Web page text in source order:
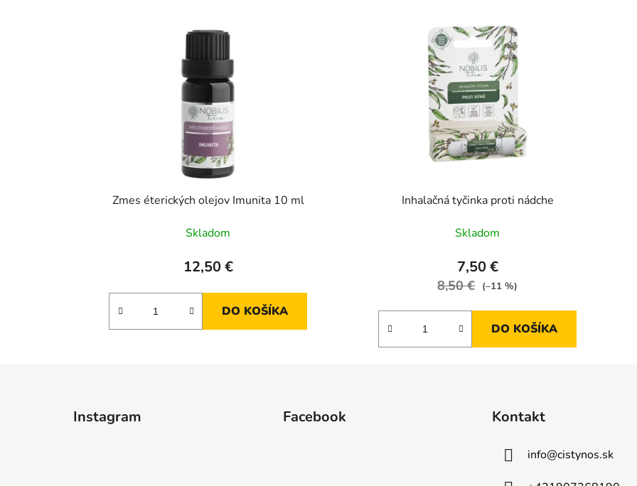
Zmes éterických olejov Imunita 10 ml
Skladom
12,50 €
DO KOŠÍKA
Inhalačná tyčinka proti nádche
Skladom
7,50 €
8,50 € (–11 %)
DO KOŠÍKA
Instagram Facebook Kontakt
info@cistynos.sk